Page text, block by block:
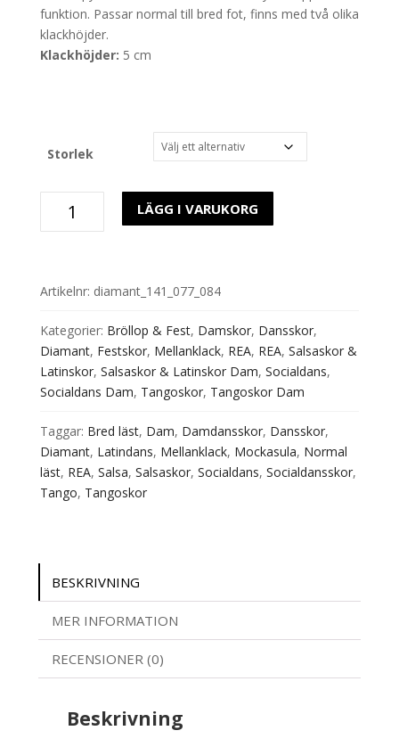
,395 kr.
funktion. Passar normal till bred fot, finns med två olika
klackhöjder.
Klackhöjder: 5 cm
Storlek
cm)
LÄGG I VARUKORG
Artikelnr: diamant_141_077_084
Kategorier: Bröllop & Fest, Damskor, Dansskor,
Diamant, Festskor, Mellanklack, REA, REA, Salsaskor &
Latinskor, Salsaskor & Latinskor Dam, Socialdans,
Socialdans Dam, Tangoskor, Tangoskor Dam
Taggar: Bred läst, Dam, Damdansskor, Dansskor,
Diamant, Latindans, Mellanklack, Mockasula, Normal
läst, REA, Salsa, Salsaskor, Socialdans, Socialdansskor,
Tango, Tangoskor
BESKRIVNING
MER INFORMATION
RECENSIONER (0)
Beskrivning